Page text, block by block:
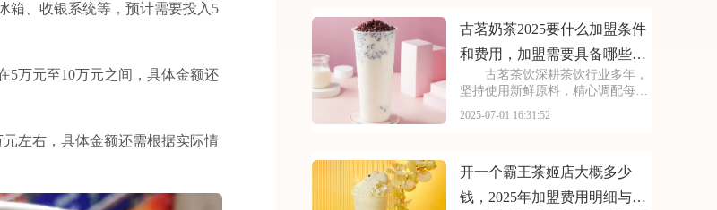
、收银系统等，预计需要投入5
万元至10万元之间，具体金额还
左右，具体金额还需根据实际情
呢？下面就来看看加盟蜜雪
古茗奶茶2025要什么加盟条件
和费用，加盟需要具备哪些条
古茗茶饮深耕茶饮行业多年，
坚持使用新鲜原料，精心调配每一
碑赢得了消费者的信赖。其看到古
何呢？下面就来看看古茗
2025-07-01 16:31:52
开一个霸王茶姬店大概多少
钱，2025年加盟费用明细与成